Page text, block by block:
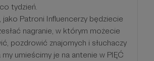
tydzień.
Patroni Influencerzy będziecie
nagranie, w którym możecie
pozdrowić znajomych i słuchaczy
my umieścimy je na antenie w PIĘĆ